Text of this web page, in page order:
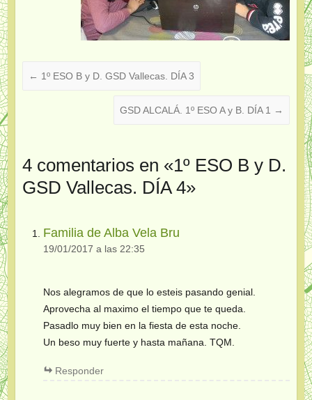
← 1º ESO B y D. GSD Vallecas. DÍA 3
GSD ALCALÁ. 1º ESO A y B. DÍA 1 →
4 comentarios en «1º ESO B y D.
GSD Vallecas. DÍA 4»
Familia de Alba Vela Bru
19/01/2017 a las 22:35
Nos alegramos de que lo esteis pasando genial.
Aprovecha al maximo el tiempo que te queda.
Pasadlo muy bien en la fiesta de esta noche.
Un beso muy fuerte y hasta mañana. TQM.
Responder